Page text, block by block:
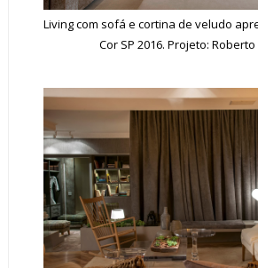
Living com sofá e cortina de veludo
Cor SP 2016. Projeto: